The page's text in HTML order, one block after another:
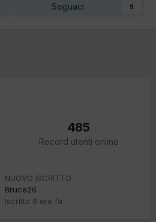
Seguaci 9
485
Record utenti online
NUOVO ISCRITTO
Bruce26
Iscritto 9 ore fa